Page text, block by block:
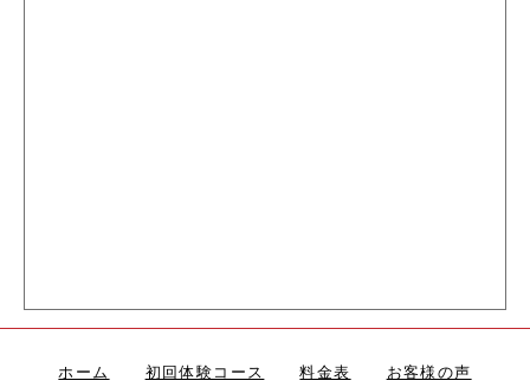
ホーム 初回体験コース 料金表
お客様の声